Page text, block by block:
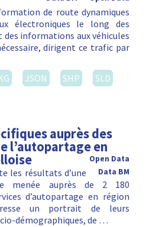
de route dynamiques
électroniques le long des
des informations aux véhicules
dirigent ce trafic par
JSON SHP
SLD
auprès des
l’autopartage en
Open Data
Data BM
les résultats d’une
menée auprès de 2 180
d’autopartage en région
un portrait de leurs
démographiques, de …